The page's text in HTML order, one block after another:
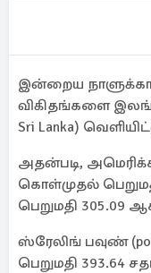
இன்றைய
விகிதங்களை
Sri Lanka)
அதன்படி,
கொள்முதல்
பெறுமதி 305.09
ஸ்ரேலிங் பவுண்
பெறுமதி 393.64